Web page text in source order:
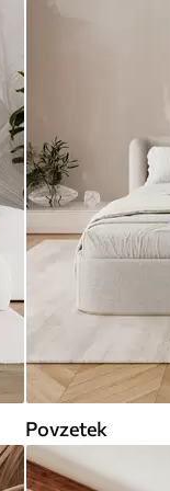
Povzetek